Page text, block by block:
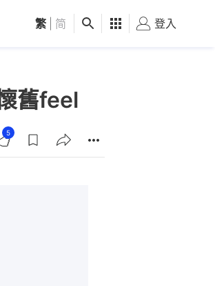
觀點 健康 好食玩飛
繁 简 登入
舊feel
5